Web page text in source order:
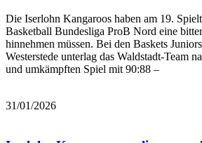
Die Iserlohn Kangaroos haben am 19.
Basketball Bundesliga ProB Nord eine
hinnehmen müssen. Bei den Baskets
Westerstede unterlag das Waldstadt-Team
und umkämpften Spiel mit 90:88 –
31/01/2026